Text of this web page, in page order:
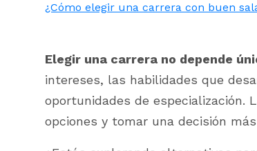
¿Cómo elegir una carrera con buen
Elegir una carrera no depende
intereses, las habilidades que
oportunidades de especialización.
opciones y tomar una decisión